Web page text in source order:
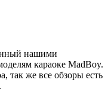
нашими
караоке MadBoy.
так же все обзоры есть
.